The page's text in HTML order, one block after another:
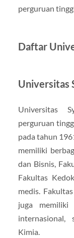
perguruan
Daftar
Universitas
Universitas
perguruan
pada tahun
memiliki
dan Bisnis,
Fakultas
medis.
juga memiliki
internasional,
Kimia.